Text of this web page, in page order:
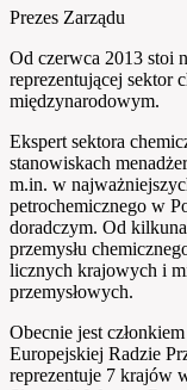
Prezes Zarządu
Od czerwca 2013 stoi
reprezentującej sektor
międzynarodowym.
Ekspert sektora
stanowiskach
m.in. w
petrochemicznego w
doradczym. Od
przemysłu
licznych krajowych i
przemysłowych.
Obecnie jest
Europejskiej Radzie
reprezentuje 7 krajów